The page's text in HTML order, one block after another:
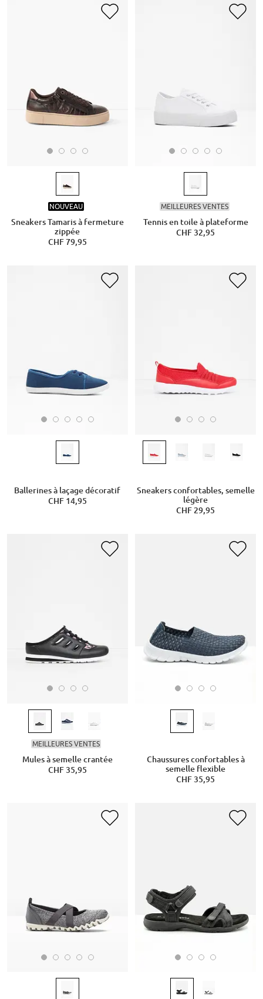
NOUVEAU
Sneakers Tamaris à fermeture
zippée
CHF 79,95
MEILLEURES VENTES
Tennis en toile à plateforme
CHF 32,95
Ballerines à laçage décoratif
CHF 14,95
Sneakers confortables, semelle
légère
CHF 29,95
MEILLEURES VENTES
Mules à semelle crantée
CHF 35,95
Chaussures confortables à
semelle flexible
CHF 35,95